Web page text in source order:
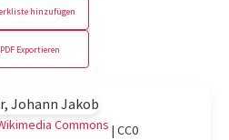
hinzufügen
PDF Exportieren
Commons | CC0